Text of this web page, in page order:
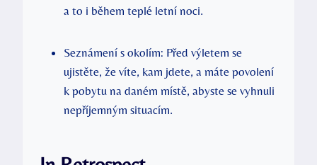
a to i během teplé letní noci.
Seznámení s okolím: Před výletem se
ujistěte, že víte, kam jdete, a máte povolení
k pobytu na daném místě, abyste se vyhnuli
nepříjemným situacím.